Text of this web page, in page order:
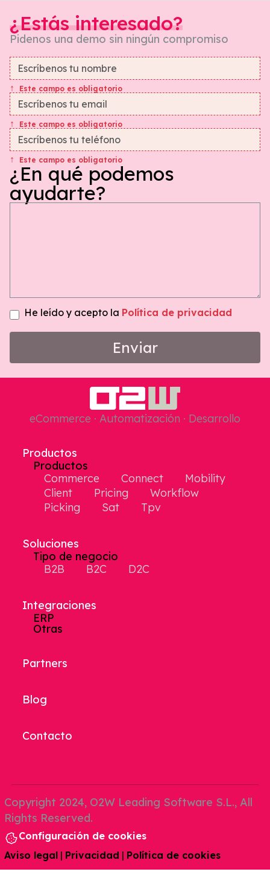
¿Estás interesado?
Pidenos una demo sin ningún compromiso
Este campo es obligatorio
Este campo es obligatorio
Este campo es obligatorio
¿En qué podemos
ayudarte?
He leído y acepto la Política de privacidad
Enviar
eCommerce · Automatización · Desarrollo
Productos
Productos
Commerce
Connect
Mobility
Client
Pricing
Workflow
Picking
Sat Tpv
Soluciones
Tipo de negocio
B2B
B2C D2C
Integraciones
ERP
Otras
Partners
Blog
Contacto
Copyright 2024, O2W Leading Software S.L., All
Rights Reserved.
Configuración de cookies
Aviso legal | Privacidad | Política de cookies